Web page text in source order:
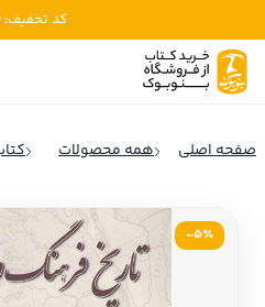
کد تخفیف: MRD
ادبیات
تاریخ و سیاست
ادبیات
ادبیات
صفحه اصلی همه محصولات
5٪-